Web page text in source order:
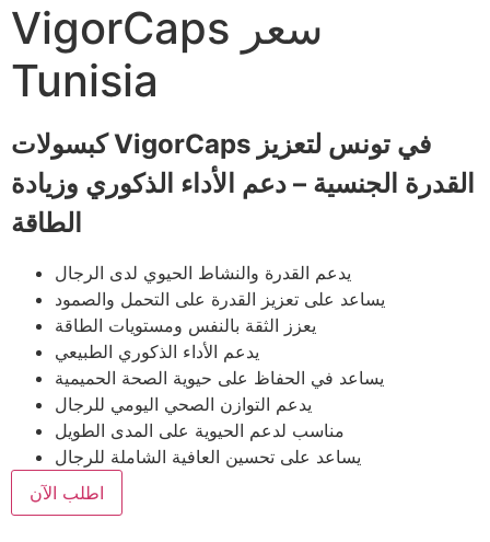
VigorCaps سعر
Tunisia
كبسولات VigorCaps في تونس لتعزيز
القدرة الجنسية – دعم الأداء الذكوري وزيادة
الطاقة
يدعم القدرة والنشاط الحيوي لدى الرجال
يساعد على تعزيز القدرة على التحمل والصمود
يعزز الثقة بالنفس ومستويات الطاقة
يدعم الأداء الذكوري الطبيعي
يساعد في الحفاظ على حيوية الصحة الحميمية
يدعم التوازن الصحي اليومي للرجال
مناسب لدعم الحيوية على المدى الطويل
يساعد على تحسين العافية الشاملة للرجال
اطلب الآن